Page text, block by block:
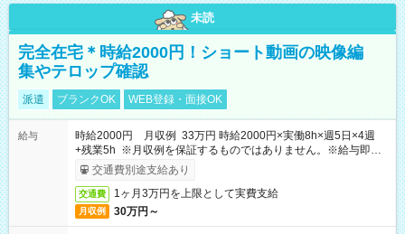
未読
完全在宅＊時給2000円！ショート動画の映像編
集やテロップ確認
派遣 ブランクOK WEB登録・面接OK
給与
時給2000円 月収例 33万円 時給2000円×実働8h×週5日×4週
+残業5h ※月収例を保証するものではありません。※給与即受
取りサービス利用可（利用条件有）
交通費別途支給あり
交通費 1ヶ月3万円を上限として実費支給
月収例 30万円～